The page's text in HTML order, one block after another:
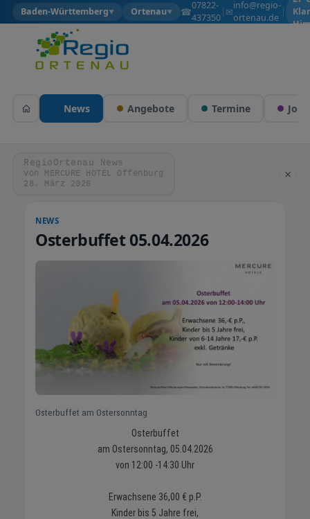
Baden-Württemberg▼ Ortenau▼ ☎07822-
437350
| ✉info@regio-
ortenau.de
|
News Angebote Termine Jobs
RegioOrtenau News
von MERCURE HOTEL Offenburg
28. März 2026
×
NEWS
Osterbuffet 05.04.2026
Osterbuffet am Ostersonntag
Osterbuffet
am Ostersonntag, 05.04.2026
von 12:00 -14:30 Uhr
Erwachsene 36,00 € p.P.
Kinder bis 5 Jahre frei,